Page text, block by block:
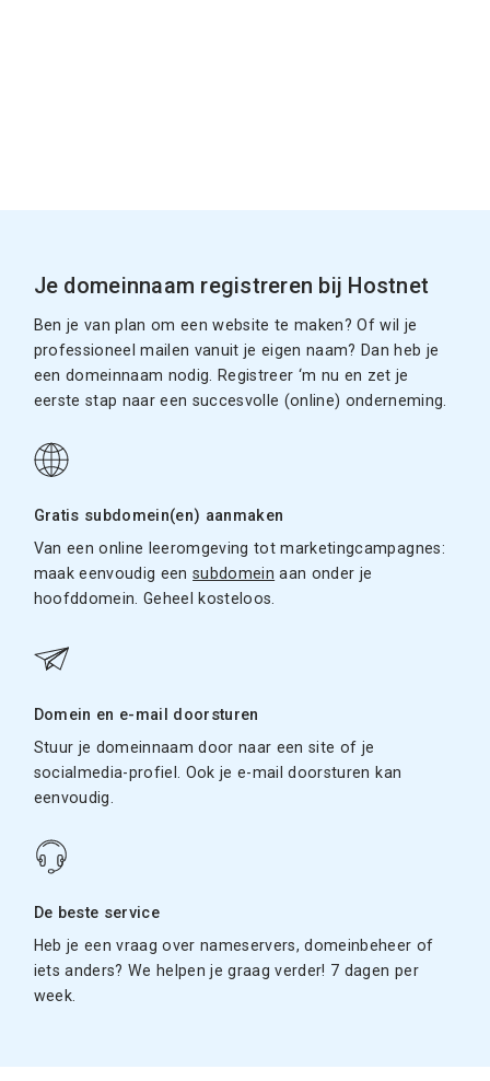
Je domeinnaam registreren bij Hostnet
Ben je van plan om een website te maken? Of wil je
professioneel mailen vanuit je eigen naam? Dan heb je
een domeinnaam nodig. Registreer ‘m nu en zet je
eerste stap naar een succesvolle (online) onderneming.
Gratis subdomein(en) aanmaken
Van een online leeromgeving tot marketingcampagnes:
maak eenvoudig eensubdomein aan onder je
hoofddomein. Geheel kosteloos.
Domein en e-mail doorsturen
Stuur je domeinnaam door naar een site of je
socialmedia-profiel. Ook je e-mail doorsturen kan
eenvoudig.
De beste service
Heb je een vraag over nameservers, domeinbeheer of
iets anders? We helpen je graag verder! 7 dagen per
week.